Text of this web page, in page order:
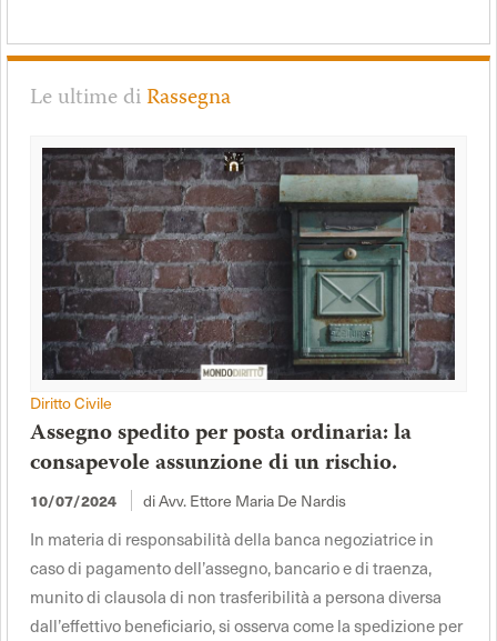
Le ultime diRassegna
Diritto Civile
Assegno spedito per posta ordinaria: la
consapevole assunzione di un rischio.
10/07/2024 di Avv. Ettore Maria De Nardis
In materia di responsabilità della banca negoziatrice in
caso di pagamento dell’assegno, bancario e di traenza,
munito di clausola di non trasferibilità a persona diversa
dall’effettivo beneficiario, si osserva come la spedizione per